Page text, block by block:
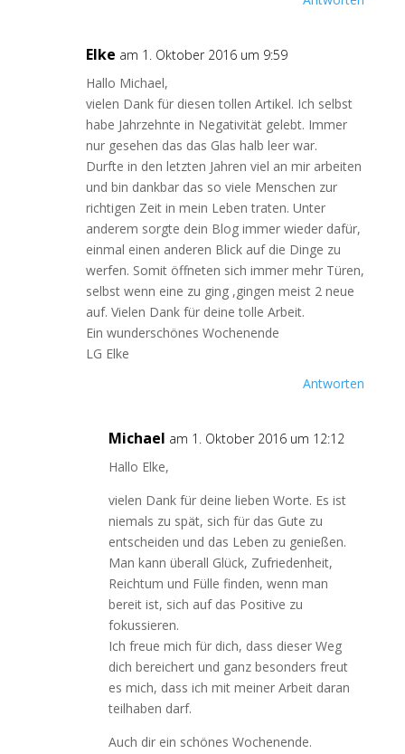
Elke am 1. Oktober 2016 um 9:59
Hallo Michael,
vielen Dank für diesen tollen Artikel. Ich selbst
habe Jahrzehnte in Negativität gelebt. Immer
nur gesehen das das Glas halb leer war.
Durfte in den letzten Jahren viel an mir arbeiten
und bin dankbar das so viele Menschen zur
richtigen Zeit in mein Leben traten. Unter
anderem sorgte dein Blog immer wieder dafür,
einmal einen anderen Blick auf die Dinge zu
werfen. Somit öffneten sich immer mehr Türen,
selbst wenn eine zu ging ,gingen meist 2 neue
auf. Vielen Dank für deine tolle Arbeit.
Ein wunderschönes Wochenende
LG Elke
Antworten
Michael am 1. Oktober 2016 um 12:12
Hallo Elke,
vielen Dank für deine lieben Worte. Es ist
niemals zu spät, sich für das Gute zu
entscheiden und das Leben zu genießen.
Man kann überall Glück, Zufriedenheit,
Reichtum und Fülle finden, wenn man
bereit ist, sich auf das Positive zu
fokussieren.
Ich freue mich für dich, dass dieser Weg
dich bereichert und ganz besonders freut
es mich, dass ich mit meiner Arbeit daran
teilhaben darf.
Auch dir ein schönes Wochenende.